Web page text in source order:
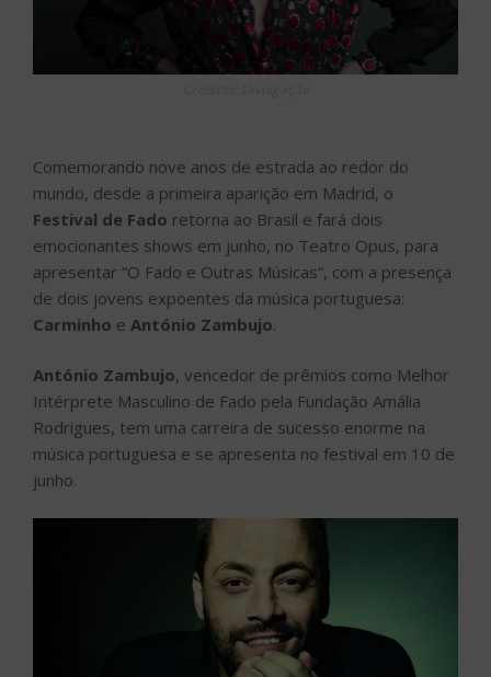
Comemorando nove anos de estrada ao redor do
mundo, desde a primeira aparição em Madrid, o
Festival de Fado retorna ao Brasil e fará dois
emocionantes shows em junho, no Teatro Opus, para
apresentar “O Fado e Outras Músicas”, com a presença
de dois jovens expoentes da música portuguesa:
Carminho e António Zambujo.
António Zambujo, vencedor de prêmios como Melhor
Intérprete Masculino de Fado pela Fundação Amália
Rodrigues, tem uma carreira de sucesso enorme na
música portuguesa e se apresenta no festival em 10 de
junho.